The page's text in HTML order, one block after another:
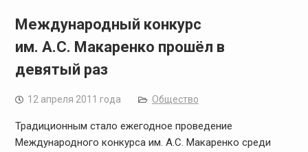
Международный конкурс
им. А.С. Макаренко прошёл в
девятый раз
12 апреля 2011 года Общество
Традиционным стало ежегодное проведение
Международного конкурса им. А.С. Макаренко среди